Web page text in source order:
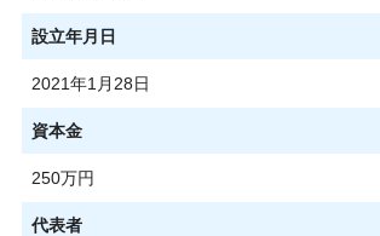
設立年月日
2021年1月28日
資本金
250万円
代表者